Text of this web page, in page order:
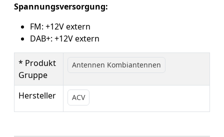
Spannungsversorgung:
FM: +12V extern
DAB+: +12V extern
* Produkt
Gruppe
Antennen Kombiantennen
Hersteller ACV